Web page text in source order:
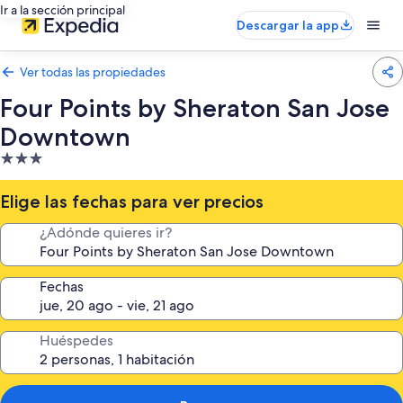
Ir a la sección principal
Descargar la app
Ver todas las propiedades
Four Points by Sheraton San Jose
Downtown
Propiedad
de
3.0
estrellas
Elige las fechas para ver precios
¿Adónde quieres ir?
Fechas
Huéspedes